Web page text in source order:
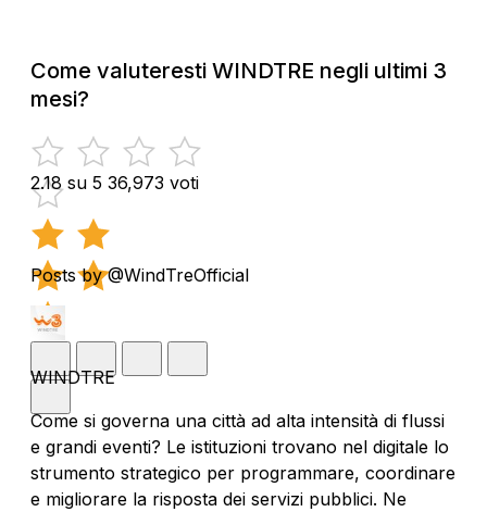
Come valuteresti WINDTRE negli ultimi 3
mesi?
2.18 su 5 36,973 voti
Posts by @WindTreOfficial
WINDTRE
Come si governa una città ad alta intensità di flussi
e grandi eventi? Le istituzioni trovano nel digitale lo
strumento strategico per programmare, coordinare
e migliorare la risposta dei servizi pubblici. Ne